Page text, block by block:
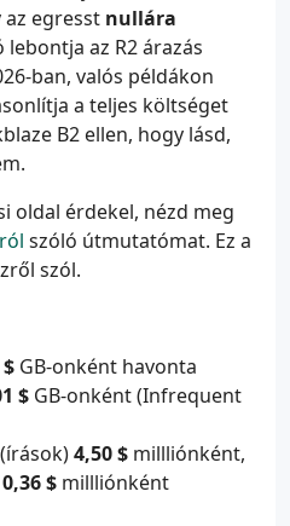
egresst nullára
az R2 árazás
ban, valós példákon
a teljes költséget
B2 ellen, hogy lásd,
oldal érdekel, nézd meg
szóló útmutatómat. Ez a
szól.
GB-onként havonta
$ GB-onként (Infrequent
4,50 $ millliónként,
0,36 $ millliónként